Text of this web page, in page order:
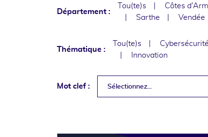
Département :
Tou(te)s Côtes
Sarthe
Vendée
Thématique :
Tou(te)s Cybersécurité
Innovation
Mot clef : Sélectionnez...